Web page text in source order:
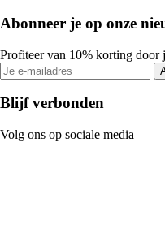
Abonneer je op onze
Profiteer van 10% korting door
Blijf verbonden
Volg ons op sociale media